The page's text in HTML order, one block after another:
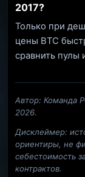
2017?
Только при
цены BTC
сравнить пулы
Автор: Команда
2026.
Дисклеймер:
ориентиры, не
себестоимость
контрактов.